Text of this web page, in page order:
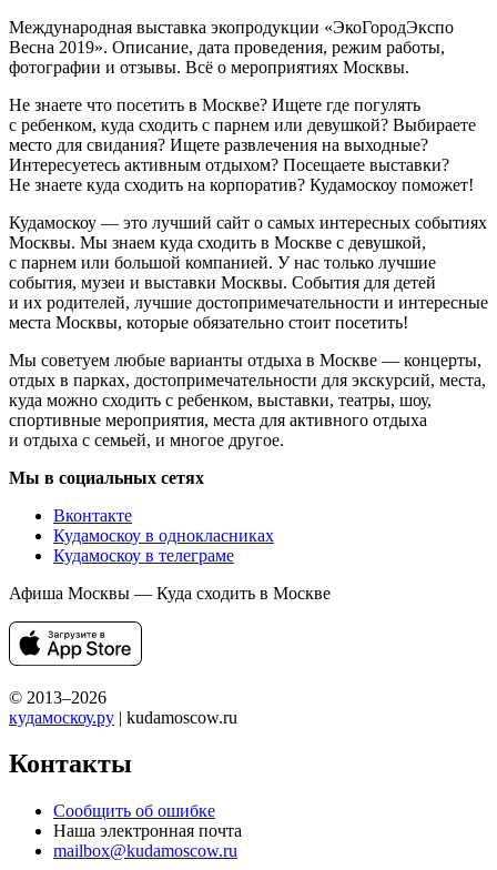
Международная выставка экопродукции «ЭкоГородЭкспо
Весна 2019». Описание, дата проведения, режим работы,
фотографии и отзывы. Всё о мероприятиях Москвы.
Не знаете что посетить в Москве? Ищете где погулять
с ребенком, куда сходить с парнем или девушкой? Выбираете
место для свидания? Ищете развлечения на выходные?
Интересуетесь активным отдыхом? Посещаете выставки?
Не знаете куда сходить на корпоратив? Кудамоскоу поможет!
Кудамоскоу — это лучший сайт о самых интересных событиях
Москвы. Мы знаем куда сходить в Москве с девушкой,
с парнем или большой компанией. У нас только лучшие
события, музеи и выставки Москвы. События для детей
и их родителей, лучшие достопримечательности и интересные
места Москвы, которые обязательно стоит посетить!
Мы советуем любые варианты отдыха в Москве — концерты,
отдых в парках, достопримечательности для экскурсий, места,
куда можно сходить с ребенком, выставки, театры, шоу,
спортивные мероприятия, места для активного отдыха
и отдыха с семьей, и многое другое.
Мы в социальных сетях
Вконтакте
Кудамоскоу в однокласниках
Кудамоскоу в телеграме
Афиша Москвы — Куда сходить в Москве
© 2013–2026
кудамоскоу.ру | kudamoscow.ru
Контакты
Сообщить об ошибке
Наша электронная почта
mailbox@kudamoscow.ru